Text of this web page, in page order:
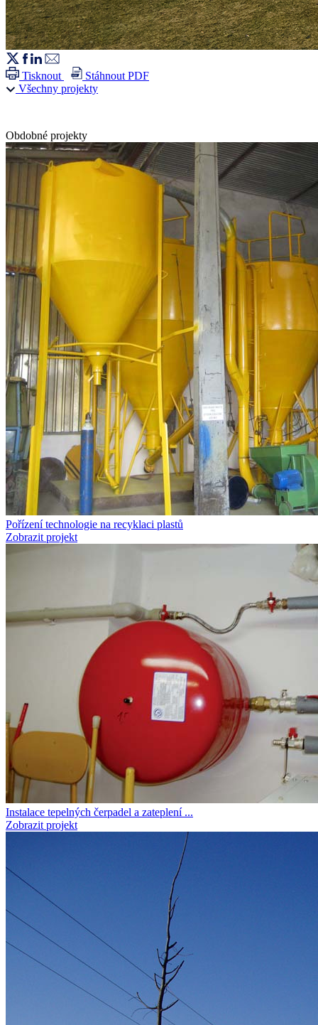
Tisknout
Stáhnout PDF
Všechny projekty
Obdobné projekty
Pořízení technologie na recyklaci plastů
Zobrazit projekt
Instalace tepelných čerpadel a zateplení ...
Zobrazit projekt